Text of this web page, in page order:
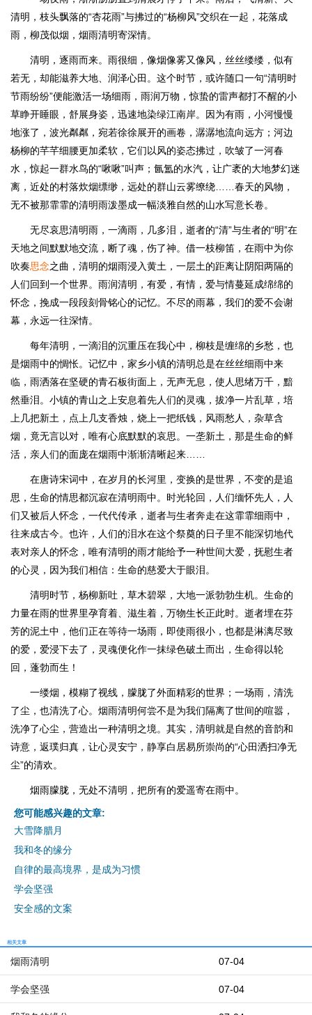
清明，枝头飘落的“杏花雨”与拂过的“杨柳风”交织在一起，花落成
雨，柳茂似烟，烟雨清明寄深情。
清明，逐雨而来。雨很细，像烟像雾又像风，丝丝缕缕，似有
若无，却能滋养大地、润泽心田。这个时节，或许随口一句“清明时
节雨纷纷”便能激活一场细雨，雨润万物，惊蛰的雷声都打不醒的小
草睁开睡眼，舒展身姿，迅速地染绿江南岸。因为有雨，小河慢慢
地涨了，波光粼粼，宛若徐徐展开的画卷，潺潺地流向远方；河边
杨柳的芊芊细腰更加柔软，它们以风的姿态拂过，吹皱了一河春
水，惊起一群水鸟的“啾啾”叫声；氤氲的水汽，让广袤的大地梦幻迷
离，近处的村落炊烟缥缈，远处的群山云雾缭绕……春天的风物，
无不被那霏霏的清明雨泼墨成一幅淡雅自然的山水写意长卷。
无尽哀思清明雨，一滴雨，几多泪，逝者的“清”与生者的“明”在
天地之间默默地交流，断了魂，伤了神。借一枝柳笛，在雨中为你
吹奏思念之曲，清明的烟雨浸入黄土，一层土的距离让阴阳两隔的
人们回到一个世界。雨润清明，有爱，有情，爱与情蔓延成绵绵的
怀念，挽成一段段刻骨铭心的记忆。不尽的雨幕，我们的爱不会谢
幕，永远一往深情。
每年清明，一滴泪的沉重压在我心中，柳枝是缠绵的乡愁，也
是烟雨中的惆怅。记忆中，家乡小镇的清明总是在丝丝细雨中来
临，雨洒落在坚硬的青石板街面上，无声无息，使人思绪万千，黯
然垂泪。小镇的青山之上安息着先人们的灵魂，拔净一片乱草，培
上几把新土，点上几支香烛，烧上一把纸钱，风雨愁人，杂草含
烟，竟无言以对，唯有心底默默的哀思。一垄新土，那是生命的鲜
活，亲人们的面庞在烟雨中渐渐清晰起来……
在唐诗宋词中，在岁月的长河里，变换的是世界，不变的是追
思，生命的情思都沉寂在清明雨中。时光轮回，人们缅怀先人，人
们又被后人怀念，一代代传承，逝者与生者奔走在这霏霏细雨中，
往来成古今。也许，人们的泪水在这个祭奠的日子里不能深切地代
表对亲人的怀念，唯有清明的雨才能给予一种世间大爱，抚慰生者
的心灵，因为我们相信：生命的慈爱大于眼泪。
清明时节，杨柳新吐，草木碧翠，大地一派勃勃生机。生命的
力量在雨的世界里孕育着、滋生着，万物生长正此时。逝者埋在芬
芳的泥土中，他们正在等待一场雨，即使雨很小，也都是淋漓尽致
的爱，爱浸下去了，灵魂便化作一抹绿色破土而出，生命得以轮
回，蓬勃而生！
一缕烟，模糊了视线，朦胧了外面精彩的世界；一场雨，清洗
了尘，也清洗了心。烟雨清明何尝不是为我们隔离了世间的喧嚣，
洗净了心尘，营造出一种清明之境。其实，清明就是自然的音韵和
诗意，返璞归真，让心灵安宁，静享白居易所崇尚的“心田洒扫净无
尘”的清欢。
烟雨朦胧，无处不清明，把所有的爱遥寄在雨中。
您可能感兴趣的文章:
大雪降腊月
我和冬的缘分
自律的最高境界，是成为习惯
学会坚强
安全感的文案
相关文章
07-04
烟雨清明
07-04
学会坚强